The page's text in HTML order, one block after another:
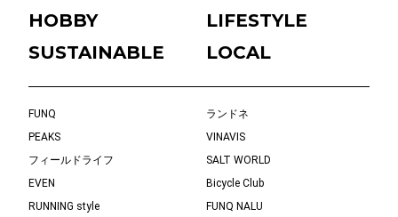
HOBBY
LIFESTYLE
SUSTAINABLE
LOCAL
FUNQ
ランドネ
PEAKS
VINAVIS
フィールドライフ
SALT WORLD
EVEN
Bicycle Club
RUNNING style
FUNQ NALU